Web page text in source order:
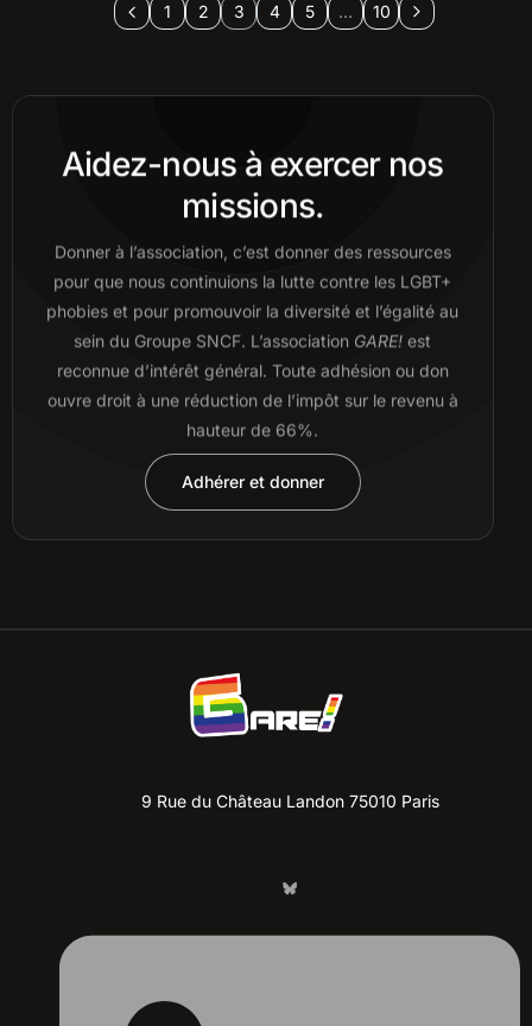
1 2 3 4 5 … 10
Aidez-nous à exercer nos
missions.
Donner à l’association, c’est donner des ressources
pour que nous continuions la lutte contre les LGBT+
phobies et pour promouvoir la diversité et l’égalité au
sein du Groupe SNCF. L’association GARE! est
reconnue d’intérêt général. Toute adhésion ou don
ouvre droit à une réduction de l’impôt sur le revenu à
hauteur de 66%.
Adhérer et donner
9 Rue du Château Landon 75010 Paris